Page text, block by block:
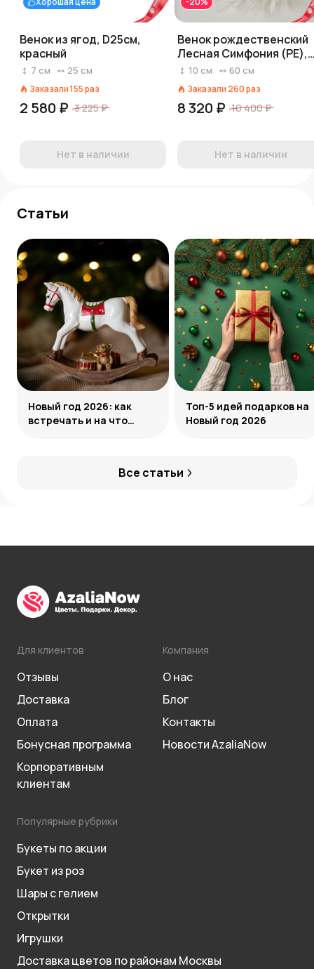
Венок из ягод, D25см,
красный
7 см 25 см
Заказали155раз
2 580 ₽ 3 225 ₽
Нет в наличии
Венок рождественский
Лесная Симфония (РЕ),
D60см, белый
10 см 60 см
Заказали 260раз
8 320 ₽ 10 400 ₽
Нет в наличии
Статьи
Все статьи
Новый год 2026: как
встречать и на что
Топ-5 идей подарков на
Новый год 2026
Для клиентов
Отзывы
Доставка
Оплата
Бонусная программа
Корпоративным
клиентам
Компания
О нас
Блог
Контакты
Новости AzaliaNow
Популярные рубрики
Букеты по акции
Букет из роз
Шары с гелием
Открытки
Игрушки
Доставка цветов по районам Москвы